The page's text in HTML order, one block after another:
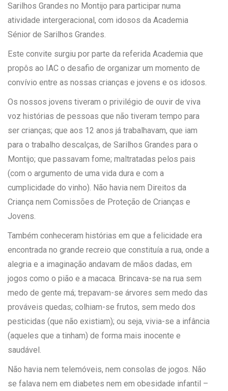
Sarilhos Grandes no Montijo para participar numa
atividade intergeracional, com idosos da Academia
Sénior de Sarilhos Grandes.
Este convite surgiu por parte da referida Academia que
propôs ao IAC o desafio de organizar um momento de
convívio entre as nossas crianças e jovens e os idosos.
Os nossos jovens tiveram o privilégio de ouvir de viva
voz histórias de pessoas que não tiveram tempo para
ser crianças; que aos 12 anos já trabalhavam, que iam
para o trabalho descalças, de Sarilhos Grandes para o
Montijo; que passavam fome; maltratadas pelos pais
(com o argumento de uma vida dura e com a
cumplicidade do vinho). Não havia nem Direitos da
Criança nem Comissões de Proteção de Crianças e
Jovens.
Também conheceram histórias em que a felicidade era
encontrada no grande recreio que constituía a rua, onde a
alegria e a imaginação andavam de mãos dadas, em
jogos como o pião e a macaca. Brincava-se na rua sem
medo de gente má; trepavam-se árvores sem medo das
prováveis quedas; colhiam-se frutos, sem medo dos
pesticidas (que não existiam); ou seja, vivia-se a infância
(aqueles que a tinham) de forma mais inocente e
saudável.
Não havia nem telemóveis, nem consolas de jogos. Não
se falava nem em diabetes nem em obesidade infantil –